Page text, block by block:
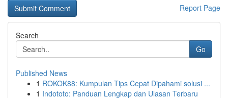
Report Page
Search
Go
Published News
1 ROKOK88: Kumpulan Tips Cepat Dipahami solusi ...
1 Indototo: Panduan Lengkap dan Ulasan Terbaru